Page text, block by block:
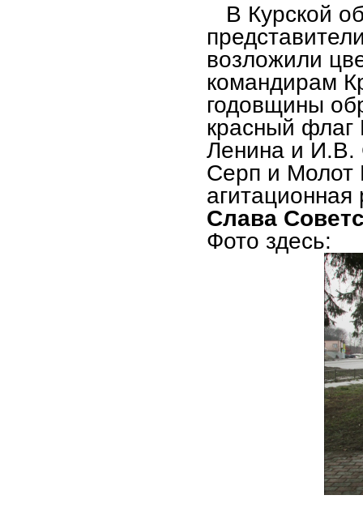
В Курской
возложили
командирам
годовщины
красный
Ленина и И.В.
Серп и
Слава
Фото здесь: